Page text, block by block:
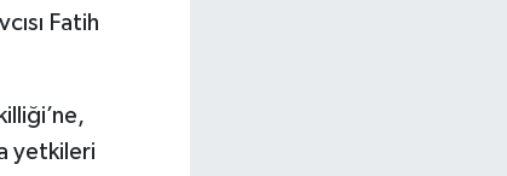
Fatih
yetkileri